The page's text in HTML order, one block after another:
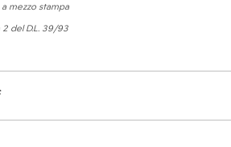
mezzo stampa
del D.L. 39/93